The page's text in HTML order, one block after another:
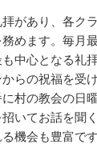
があり、各ク
めます。毎月
も中心となる礼
らの祝福を受
村の教会の日
いてお話を聞
機会も豊富です